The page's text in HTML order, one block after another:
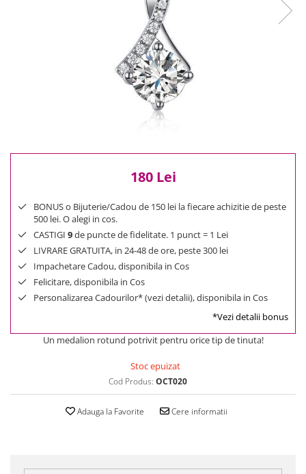
1000 Lei +
180 Lei
BONUS o Bijuterie/Cadou de 150 lei la fiecare achizitie de peste
500 lei. O alegi in cos.
CASTIGI 9de puncte de fidelitate. 1 punct = 1 Lei
LIVRARE GRATUITA, in 24-48 de ore, peste 300 lei
Impachetare Cadou, disponibila in Cos
Felicitare, disponibila in Cos
Personalizarea Cadourilor* (vezi detalii), disponibila in Cos
*Vezi detalii bonus
Un medalion rotund potrivit pentru orice tip de tinuta!
Stoc epuizat
Cod Produs: OCT020
Adauga la Favorite Cere informatii